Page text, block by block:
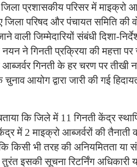
प्रशासकीय परिसर में माइक्रो
परिषद और पंचायत समिति की
वाली जिम्मेदारियों संबंधी दिशा-
नयन ने गिनती प्रक्रिया की महत्ता
आब्जर्वर गिनती के हर चरण पर
चुनाव आयोग द्वारा जारी की गई
कि जिले में 11 गिनती केंद्र
में 2 माइक्रो आब्जर्वरों की
किसी भी तरह की अनियमितता या
इसकी सूचना रिटर्निंग अधिकारी